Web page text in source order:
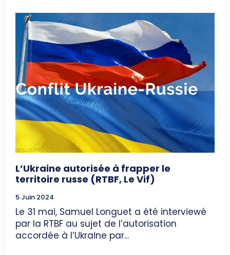
L’Ukraine autorisée à frapper le
territoire russe (RTBF, Le Vif)
5 Juin 2024
Le 31 mai, Samuel Longuet a été interviewé
par la RTBF au sujet de l’autorisation
accordée à l’Ukraine par...